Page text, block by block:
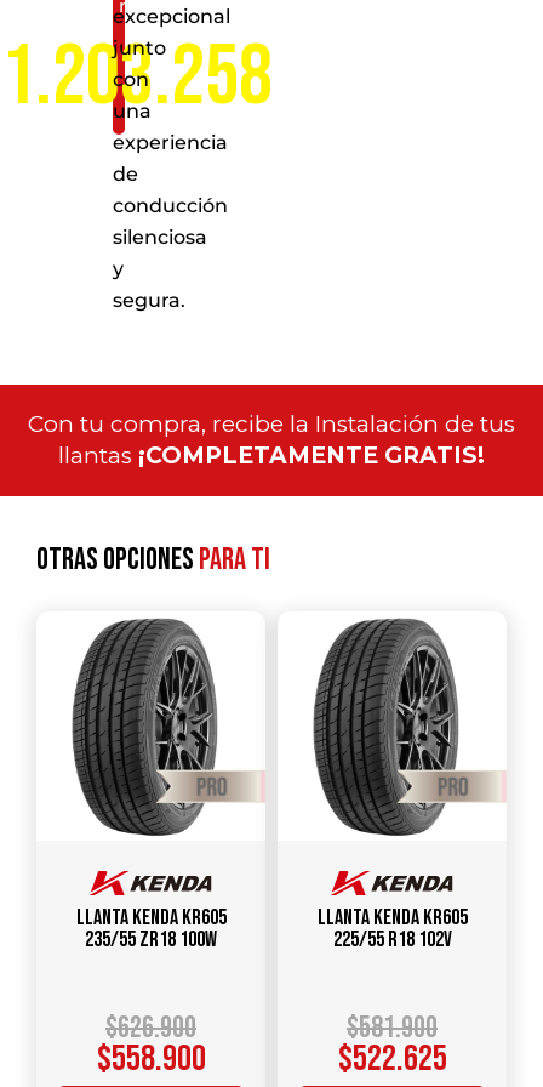
nacional
excepcional
junto
con
una
experiencia
de
conducción
silenciosa
y
segura.
Con tu compra, recibe la Instalación de tus
llantas ¡COMPLETAMENTE GRATIS!
Otras opcionespara ti
Llanta KENDA KR605
235/55 ZR18 100W
$626.900
$558.900
Llanta KENDA KR605
225/55 R18 102V
$581.900
$522.625